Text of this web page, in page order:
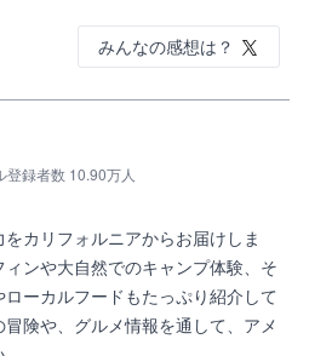
みんなの感想は？
登録者数 10.90万人
カリフォルニアからお届けしま
ンや大自然でのキャンプ体験、そ
ーカルフードもたっぷり紹介して
険や、グルメ情報を通して、アメ